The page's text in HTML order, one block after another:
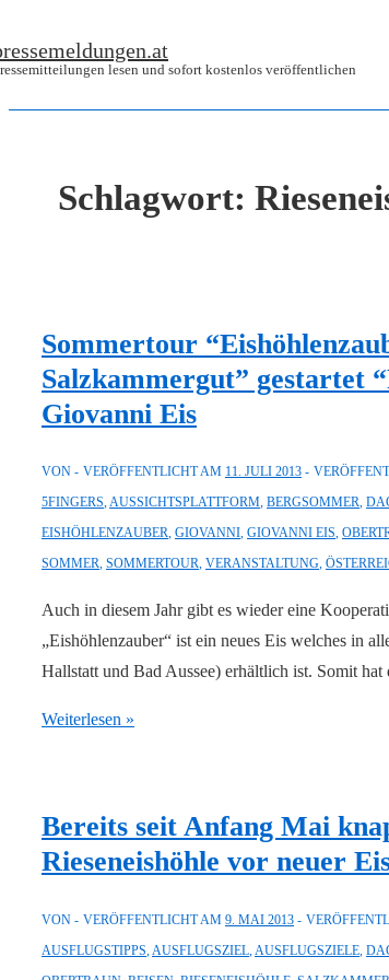
Zum
lesen und sofort kostenlos veröffentlichen
Schlagwort:
Sommertour
Salzkammergut” gestartet
Giovanni Eis
VON VERÖFFENTLICHT AM 11. JULI 2013
5FINGERS,AUSSICHTSPLATTFORM, BERGSOMMER,
EISHÖHLENZAUBER, GIOVANNI, GIOVANNI EIS,
SOMMER, SOMMERTOUR, VERANSTALTUNG,
Auch in diesem Jahr gibt es wieder eine
„Eishöhlenzauber“ ist ein neues Eis welches in
Hallstatt und Bad Aussee) erhältlich ist. Somit
Sommertour
im
Salzkammergut”
dein
Weiterlesen »
Bereits seit Anfang Mai
Rieseneishöhle vor neuer
VON VERÖFFENTLICHT AM 9. MAI 2013
AUSFLUGSTIPPS AUSFLUGSZIEL AUSFLUGSZIELE